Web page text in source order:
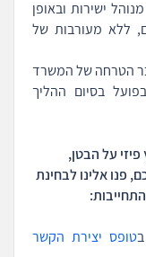
ישירות ובאופן
ללא מעורבות של
הטרחה של המשרד
בסיום ההליך
על הבטן,
פנו אלינו לבחינת
טופס יצירת הקשר